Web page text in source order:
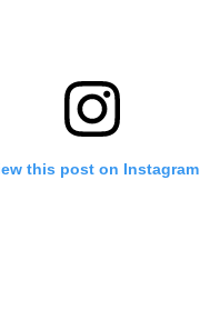
this post on Instagram